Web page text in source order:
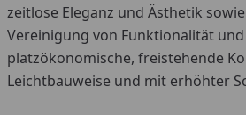
zeitlose Eleganz und Ästhetik
Vereinigung von Funktionalität und
platzökonomische, freistehende
Leichtbauweise und mit erhöhter